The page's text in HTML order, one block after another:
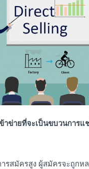
าข่ายที่จะเป็นขบวนการแ
รสมัครสูง ผู้สมัครจะถูกห